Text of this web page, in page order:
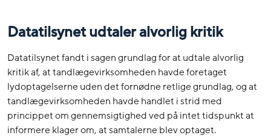
Datatilsynet udtaler alvorlig kritik
Datatilsynet fandt i sagen grundlag for at udtale alvorlig
kritik af, at tandlægevirksomheden havde foretaget
lydoptagelserne uden det fornødne retlige grundlag, og at
tandlægevirksomheden havde handlet i strid med
princippet om gennemsigtighed ved på intet tidspunkt at
informere klager om, at samtalerne blev optaget.